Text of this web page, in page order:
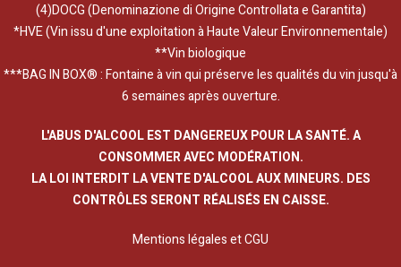
(4)DOCG (Denominazione di Origine Controllata e Garantita)
*HVE (Vin issu d'une exploitation à Haute Valeur Environnementale)
**Vin biologique
***BAG IN BOX® : Fontaine à vin qui préserve les qualités du vin jusqu'à
6 semaines après ouverture.
L'ABUS D'ALCOOL EST DANGEREUX POUR LA SANTÉ. A
CONSOMMER AVEC MODÉRATION.
LA LOI INTERDIT LA VENTE D'ALCOOL AUX MINEURS. DES
CONTRÔLES SERONT RÉALISÉS EN CAISSE.
Mentions légales et CGU